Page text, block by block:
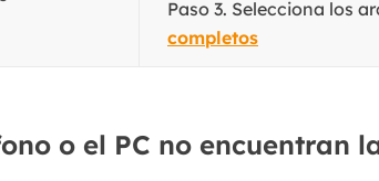
Paso 3. Selecciona los
completos
o el PC no encuentran